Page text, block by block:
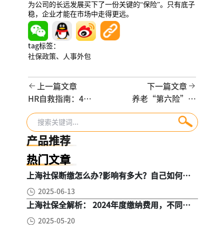
为公司的长远发展买下了一份关键的“保险”。只有底子
稳，企业才能在市场中走得更远。
tag标签：
社保政策、
人事外包
上一篇文章
HR自救指南：4个
硬标准，帮你挑到
真正靠谱的社保代
理机构
下一篇文章
养老“第六险”长
护险来了：全国长
护险迎来落地潮
产品推荐
热门文章
上海社保断缴怎么办?影响有多大？自己如何续
2025-06-13
上海社保全解析： 2024年度缴纳费用，不同人
2025-05-20